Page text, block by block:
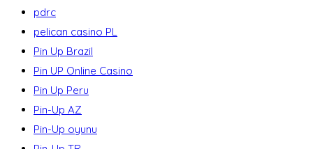
pdrc
pelican casino PL
Pin Up Brazil
Pin UP Online Casino
Pin Up Peru
Pin-Up AZ
Pin-Up oyunu